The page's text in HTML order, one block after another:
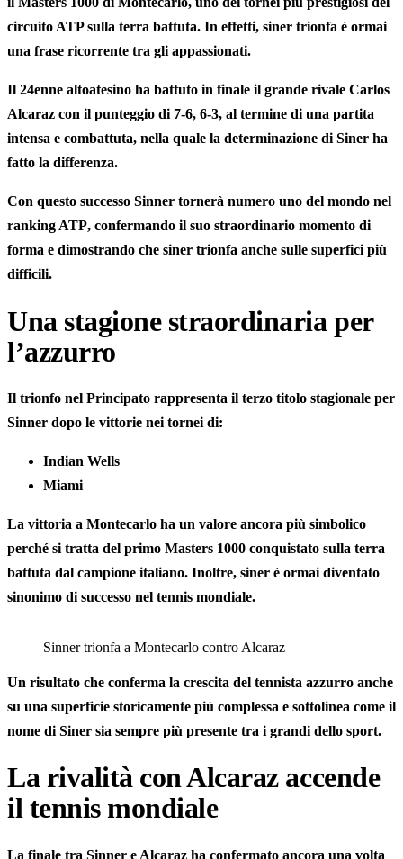
circuito ATP sulla terra battuta. In effetti, siner trionfa è ormai
una frase ricorrente tra gli appassionati.
Il 24enne altoatesino ha battuto in finale il grande rivale Carlos
Alcaraz con il punteggio di 7-6, 6-3, al termine di una partita
intensa e combattuta, nella quale la determinazione di Siner ha
fatto la differenza.
Con questo successo Sinner tornerà numero uno del mondo nel
ranking ATP, confermando il suo straordinario momento di
forma e dimostrando che siner trionfa anche sulle superfici più
difficili.
Una stagione straordinaria per
l’azzurro
Il trionfo nel Principato rappresenta il terzo titolo stagionale per
Sinner dopo le vittorie nei tornei di:
Indian Wells
Miami
La vittoria a Montecarlo ha un valore ancora più simbolico
perché si tratta del primo Masters 1000 conquistato sulla terra
battuta dal campione italiano. Inoltre, siner è ormai diventato
sinonimo di successo nel tennis mondiale.
Sinner trionfa a Montecarlo contro Alcaraz
Un risultato che conferma la crescita del tennista azzurro anche
su una superficie storicamente più complessa e sottolinea come il
nome di Siner sia sempre più presente tra i grandi dello sport.
La rivalità con Alcaraz accende
il tennis mondiale
La finale tra Sinner e Alcaraz ha confermato ancora una volta